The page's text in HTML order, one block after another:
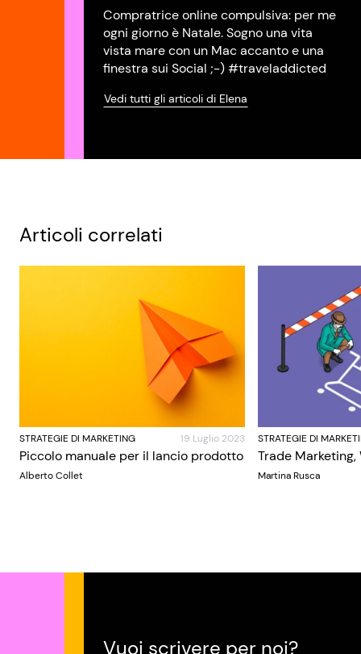
Compratrice online compulsiva: per me
ogni giorno è Natale. Sogno una vita
vista mare con un Mac accanto e una
finestra sui Social ;-) #traveladdicted
Vedi tutti gli articoli di Elena
Articoli correlati
STRATEGIE DI MARKETING 19 Luglio 2023
Piccolo manuale per il lancio prodotto
Alberto Collet
STRATEGIE DI
Trade Marketing,
Martina Rusca
Vuoi scrivere per noi?